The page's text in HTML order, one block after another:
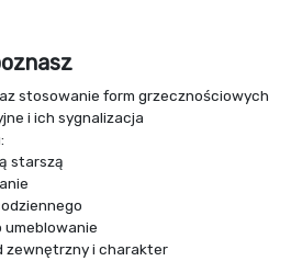
stosowanie form grzecznościowych
i ich sygnalizacja
starszą
umeblowanie
zewnętrzny i charakter